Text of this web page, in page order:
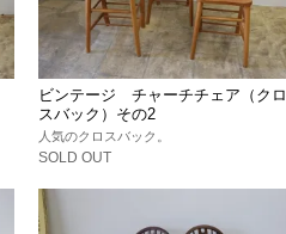
ビンテージ チャーチチェア（クロ
スバック）その2
人気のクロスバック。
SOLD OUT